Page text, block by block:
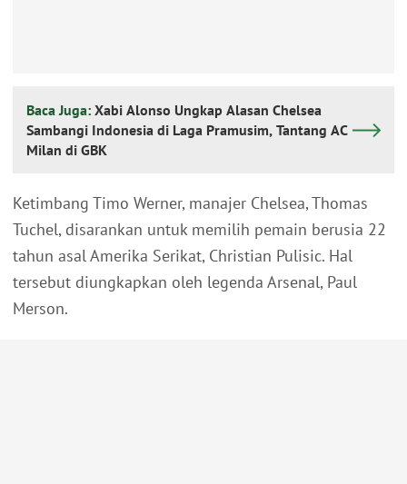
Baca Juga: Xabi Alonso Ungkap Alasan Chelsea
Sambangi Indonesia di Laga Pramusim, Tantang AC
Milan di GBK
Ketimbang Timo Werner, manajer Chelsea, Thomas
Tuchel, disarankan untuk memilih pemain berusia 22
tahun asal Amerika Serikat, Christian Pulisic. Hal
tersebut diungkapkan oleh legenda Arsenal, Paul
Merson.